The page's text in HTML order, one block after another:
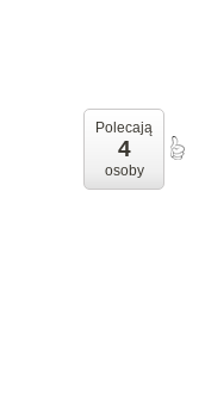
Polecają
4
osoby